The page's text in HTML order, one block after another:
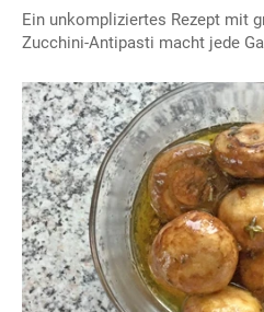
Ein unkompliziertes Rezept mit
Zucchini-Antipasti macht jede